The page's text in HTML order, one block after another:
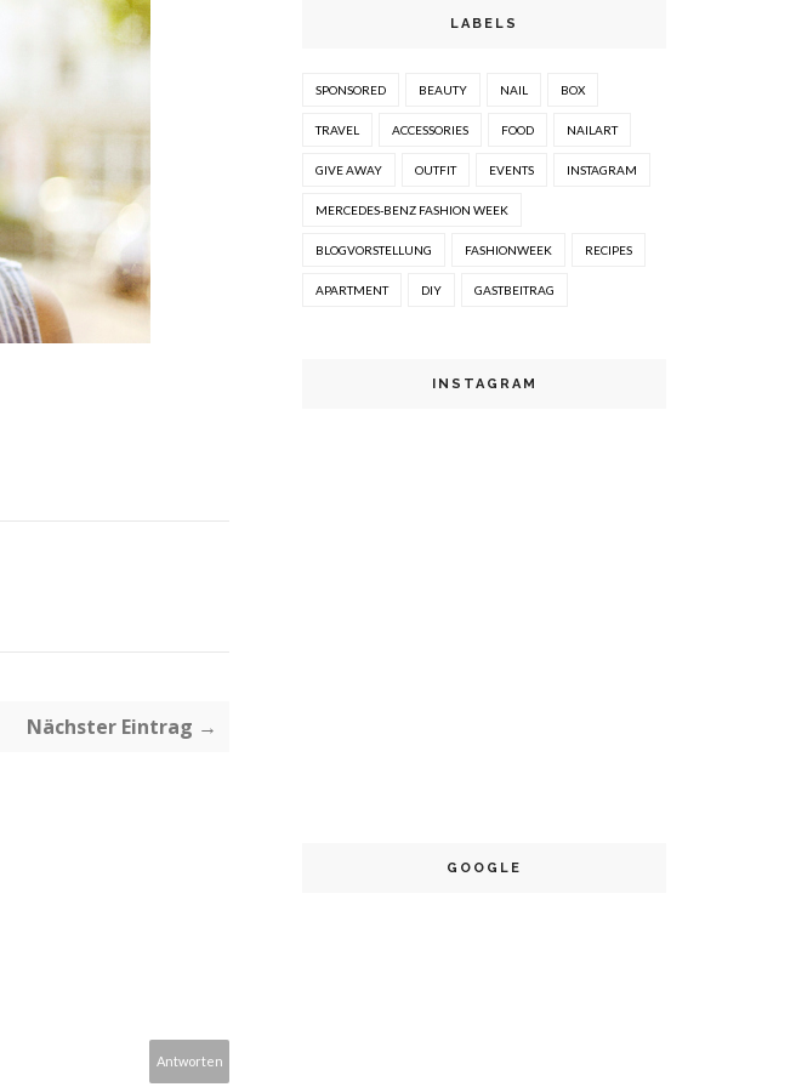
Nächster Eintrag →
Antworten
LABELS
SPONSORED BEAUTY NAIL BOX
TRAVEL ACCESSORIES FOOD NAILART
GIVE AWAY OUTFIT EVENTS INSTAGRAM
MERCEDES-BENZ FASHION WEEK
BLOGVORSTELLUNG FASHIONWEEK RECIPES
APARTMENT DIY GASTBEITRAG
INSTAGRAM
GOOGLE